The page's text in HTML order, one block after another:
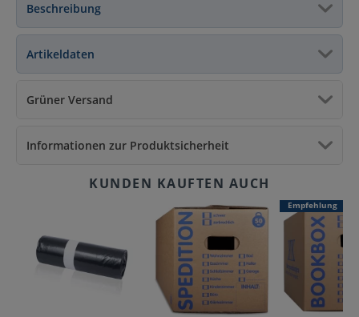
Beschreibung
Artikeldaten
Grüner Versand
Informationen zur Produktsicherheit
Empfehlung